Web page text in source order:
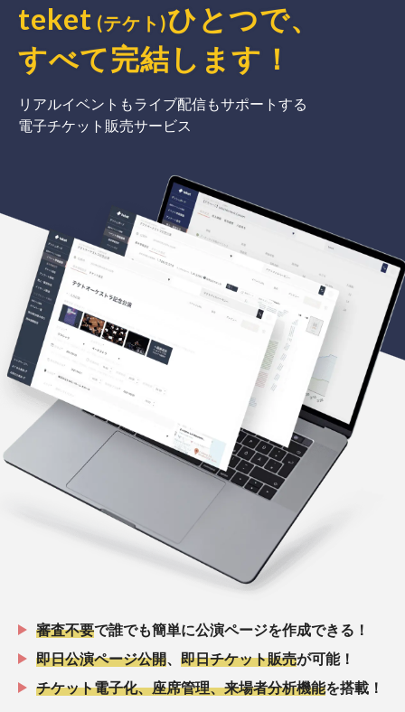
teket (テケト)ひとつで、
すべて完結 します ！
リアルイベントもライブ配信もサポートする
電子チケット販売サービス
審査不要で誰でも簡単に公演ページを作成できる！
即日公演ページ公開
即日チケット販売が可能！
チケット電子化、座席管理、来場者分析機能を搭載！